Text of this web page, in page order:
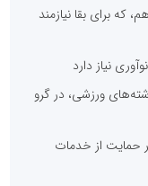
که برای بقا نیازمند
نیاز دارد
ورزشی، در گرو
حمایت از خدمات